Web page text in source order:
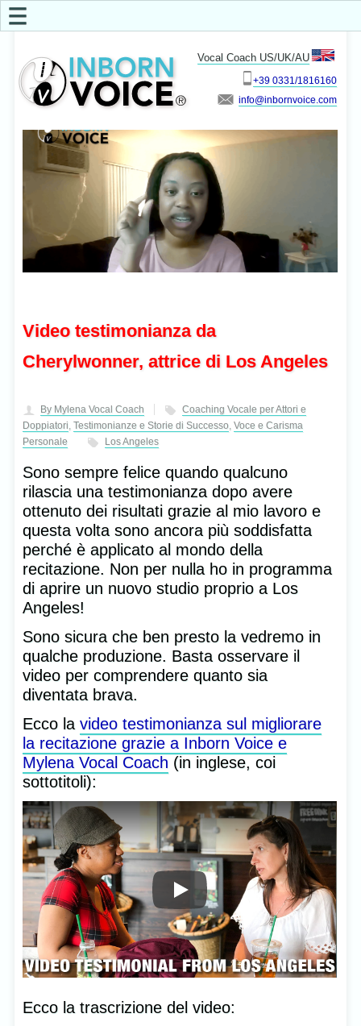
Vocal Coach US/UK/AU
+39 0331/1816160
info
☰
Video testimonianza da
Cherylwonner, attrice di Los Angeles
By Mylena Vocal Coach
Coaching Vocale per Attori e
Doppiatori, Testimonianze e Storie di Successo, Voce e Carisma
Personale
Los Angeles
Sono sempre felice quando qualcuno
rilascia una testimonianza dopo avere
ottenuto dei risultati grazie al mio lavoro e
questa volta sono ancora più soddisfatta
perché è applicato al mondo della
recitazione. Non per nulla ho in programma
di aprire un nuovo studio proprio a Los
Angeles!
Sono sicura che ben presto la vedremo in
qualche produzione. Basta osservare il
video per comprendere quanto sia
diventata brava.
Ecco la video testimonianza sul migliorare
la recitazione grazie a Inborn Voice e
Mylena Vocal Coach (in inglese, coi
sottotitoli):
Ecco la trascrizione del video: